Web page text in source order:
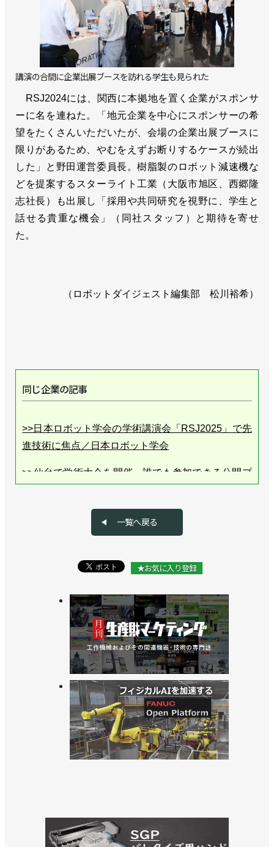
講演の合間に企業出展ブースを訪れる学生も見られた
RSJ2024には、関西に本拠地を置く企業がスポンサ
ーに名を連ねた。「地元企業を中心にスポンサーの希
望をたくさんいただいたが、会場の企業出展ブースに
限りがあるため、やむをえずお断りするケースが続出
した」と野田運営委員長。樹脂製のロボット減速機な
どを提案するスターライト工業（大阪市旭区、西郷隆
志社長）も出展し「採用や共同研究を視野に、学生と
話せる貴重な機会」（同社スタッフ）と期待を寄せ
た。
（ロボットダイジェスト編集部 松川裕希）
同じ企業の記事
>>日本ロボット学会の学術講演会「RSJ2025」で先
進技術に焦点／日本ロボット学会
>>仙台で学術大会を開催、誰でも参加できる公開プ
>>９月11日～14日に仙台で学術講演会を開催／日本
>>工学から総合的な「ロボット学」に、創立40周年
記念イベントを開催／日本ロボット学会
>>９月５日～９日に東大で学術講演会／日本ロボッ
>>日本ロボット学会学術講演をオンラインで開催／
日本ロボット学会
>>「人文社会分野」創設、ロボット工学からロボッ
ト学へ／日本ロボット学会
>>テーマはポストコロナで活躍するロボット、４月
にウェブセミナー開催／日本ロボット学会
>>９月にオンラインでソフトロボットのセミナー開
催／日本ロボット学会
一覧へ戻る
★お気に入り登録